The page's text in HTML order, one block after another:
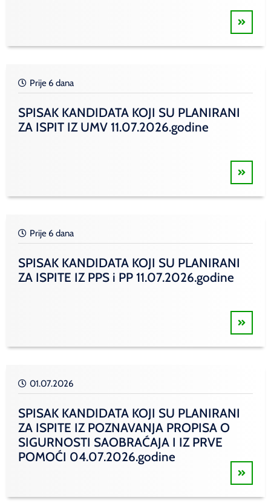
Prije 6 dana
SPISAK KANDIDATA KOJI SU PLANIRANI
ZA ISPIT IZ UMV 11.07.2026.godine
Prije 6 dana
SPISAK KANDIDATA KOJI SU PLANIRANI
ZA ISPITE IZ PPS i PP 11.07.2026.godine
01.07.2026
SPISAK KANDIDATA KOJI SU PLANIRANI
ZA ISPITE IZ POZNAVANJA PROPISA O
SIGURNOSTI SAOBRAĆAJA I IZ PRVE
POMOĆI 04.07.2026.godine